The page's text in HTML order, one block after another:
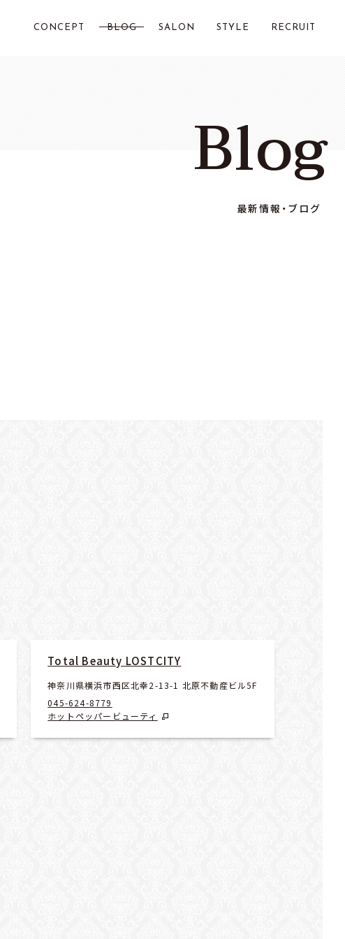
CONCEPT BLOG SALON
Total Beauty LOSTCITY
STYLE RECRUIT
Blog
最新情報・ブログ
Total Beauty LOSTCITY
神奈川県横浜市西区北幸2-13-1 北原不動産ビル5F
045-624-8779
ホットペッパービューティ